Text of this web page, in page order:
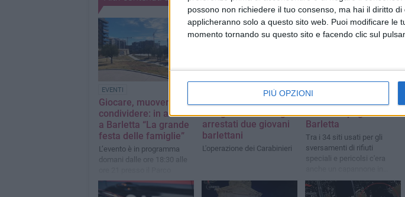
possono non richiedere il tuo consenso, ma hai il diritto
applicheranno solo a questo sito web. Puoi modificare le
momento tornando su questo sito e facendo clic sul
PIÙ OPZIONI
EVENTI
Giocare, muoversi e
condividere: in arrivo
a Barletta “La grande
festa delle famiglie”
L’evento è in programma
domani dalle ore 18:30 alle
dell’Umanità
Incidente sulla
Provinciale 96, in auto
408 grammi di droga:
arrestati due giovani
barlettani
L'operazione dei Carabinieri
Dalla Campania i
rifiuti finivano anche
nelle campagne di
Barletta
Tra i 34 siti usati per gli
sversamenti di rifiuti
speciali e pericolsi c'era
disuso nelle campagne
della città